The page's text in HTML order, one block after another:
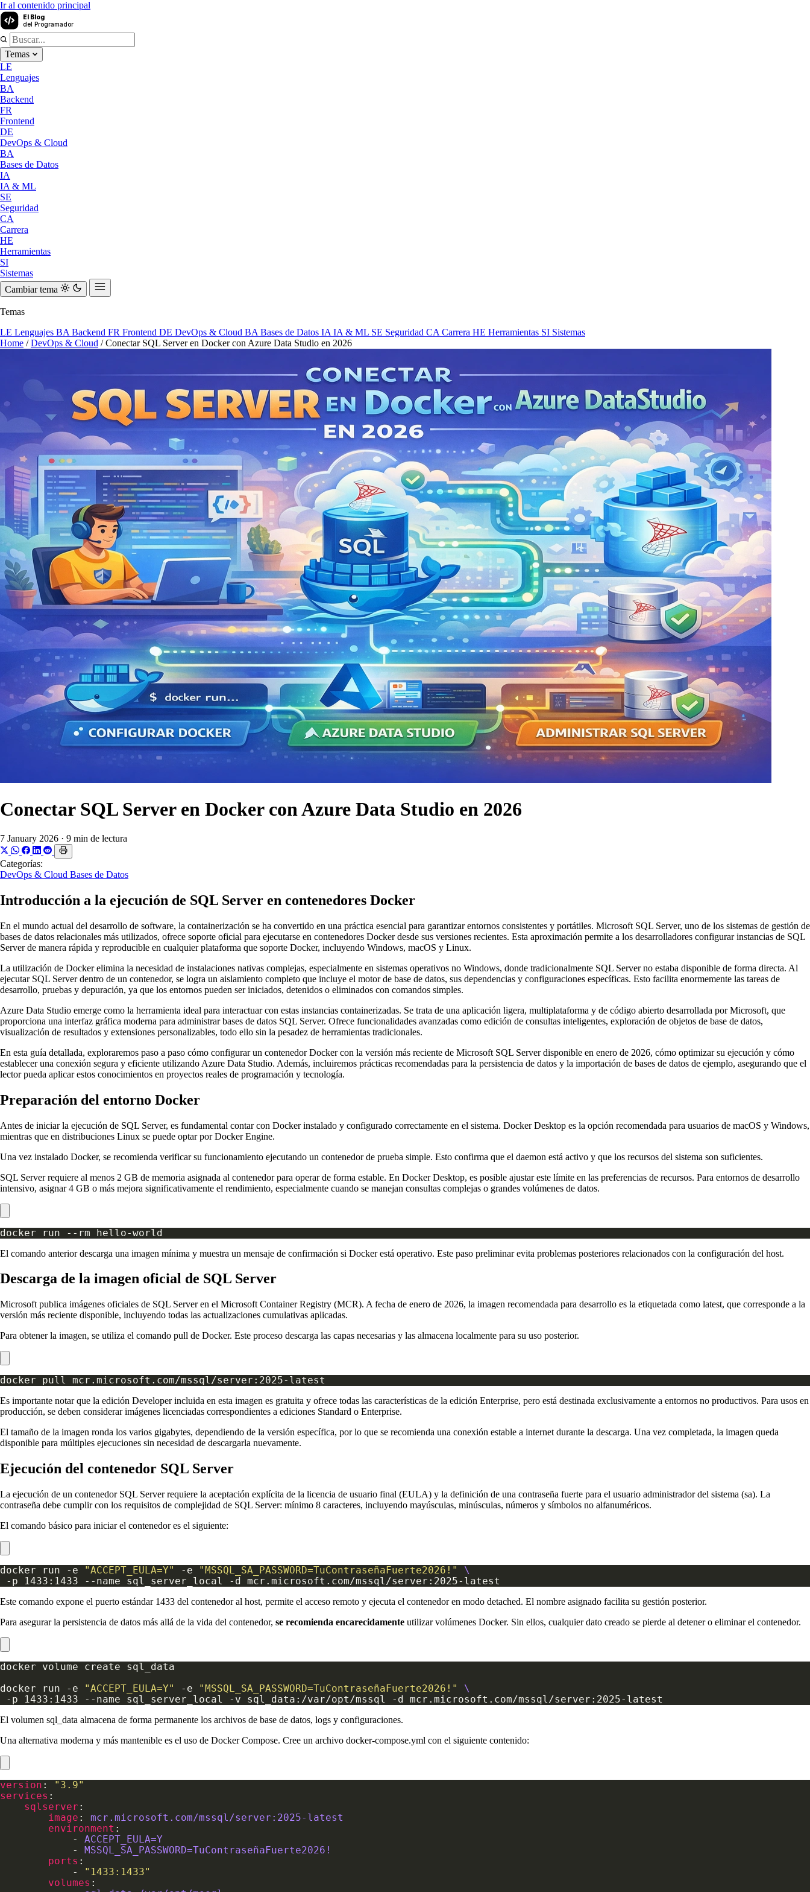
Ir al contenido principal
El Blog
del Programador
Temas
LE
Lenguajes
BA
Backend
FR
Frontend
DE
DevOps & Cloud
BA
Bases de Datos
IA
IA & ML
SE
Seguridad
CA
Carrera
HE
Herramientas
SI
Sistemas
Cambiar tema
Temas
LE Lenguajes BA Backend FR Frontend DE DevOps & Cloud BA Bases de Datos IA IA & ML SE Seguridad CA Carrera HE Herramientas SI Sistemas
Home / DevOps & Cloud / Conectar SQL Server en Docker con Azure Data Studio en 2026
Conectar SQL Server en Docker con Azure Data Studio en 2026
7 January 2026 · 9 min de lectura
Categorías:
DevOps & Cloud Bases de Datos
Introducción a la ejecución de SQL Server en contenedores Docker
En el mundo actual del desarrollo de software, la containerización se ha convertido en una práctica esencial para garantizar entornos consistentes y portátiles. Microsoft SQL Server, uno de los sistemas de gestión de
bases de datos relacionales más utilizados, ofrece soporte oficial para ejecutarse en contenedores Docker desde sus versiones recientes. Esta aproximación permite a los desarrolladores configurar instancias de SQL
Server de manera rápida y reproducible en cualquier plataforma que soporte Docker, incluyendo Windows, macOS y Linux.
La utilización de Docker elimina la necesidad de instalaciones nativas complejas, especialmente en sistemas operativos no Windows, donde tradicionalmente SQL Server no estaba disponible de forma directa. Al
ejecutar SQL Server dentro de un contenedor, se logra un aislamiento completo que incluye el motor de base de datos, sus dependencias y configuraciones específicas. Esto facilita enormemente las tareas de
desarrollo, pruebas y depuración, ya que los entornos pueden ser iniciados, detenidos o eliminados con comandos simples.
Azure Data Studio emerge como la herramienta ideal para interactuar con estas instancias containerizadas. Se trata de una aplicación ligera, multiplataforma y de código abierto desarrollada por Microsoft, que
proporciona una interfaz gráfica moderna para administrar bases de datos SQL Server. Ofrece funcionalidades avanzadas como edición de consultas inteligentes, exploración de objetos de base de datos,
visualización de resultados y extensiones personalizables, todo ello sin la pesadez de herramientas tradicionales.
En esta guía detallada, exploraremos paso a paso cómo configurar un contenedor Docker con la versión más reciente de Microsoft SQL Server disponible en enero de 2026, cómo optimizar su ejecución y cómo
establecer una conexión segura y eficiente utilizando Azure Data Studio. Además, incluiremos prácticas recomendadas para la persistencia de datos y la importación de bases de datos de ejemplo, asegurando que el
lector pueda aplicar estos conocimientos en proyectos reales de programación y tecnología.
Preparación del entorno Docker
Antes de iniciar la ejecución de SQL Server, es fundamental contar con Docker instalado y configurado correctamente en el sistema. Docker Desktop es la opción recomendada para usuarios de macOS y Windows,
mientras que en distribuciones Linux se puede optar por Docker Engine.
Una vez instalado Docker, se recomienda verificar su funcionamiento ejecutando un contenedor de prueba simple. Esto confirma que el daemon está activo y que los recursos del sistema son suficientes.
SQL Server requiere al menos 2 GB de memoria asignada al contenedor para operar de forma estable. En Docker Desktop, es posible ajustar este límite en las preferencias de recursos. Para entornos de desarrollo
intensivo, asignar 4 GB o más mejora significativamente el rendimiento, especialmente cuando se manejan consultas complejas o grandes volúmenes de datos.
El comando anterior descarga una imagen mínima y muestra un mensaje de confirmación si Docker está operativo. Este paso preliminar evita problemas posteriores relacionados con la configuración del host.
Descarga de la imagen oficial de SQL Server
Microsoft publica imágenes oficiales de SQL Server en el Microsoft Container Registry (MCR). A fecha de enero de 2026, la imagen recomendada para desarrollo es la etiquetada como latest, que corresponde a la
versión más reciente disponible, incluyendo todas las actualizaciones cumulativas aplicadas.
Para obtener la imagen, se utiliza el comando pull de Docker. Este proceso descarga las capas necesarias y las almacena localmente para su uso posterior.
Es importante notar que la edición Developer incluida en esta imagen es gratuita y ofrece todas las características de la edición Enterprise, pero está destinada exclusivamente a entornos no productivos. Para usos en
producción, se deben considerar imágenes licenciadas correspondientes a ediciones Standard o Enterprise.
El tamaño de la imagen ronda los varios gigabytes, dependiendo de la versión específica, por lo que se recomienda una conexión estable a internet durante la descarga. Una vez completada, la imagen queda
disponible para múltiples ejecuciones sin necesidad de descargarla nuevamente.
Ejecución del contenedor SQL Server
La ejecución de un contenedor SQL Server requiere la aceptación explícita de la licencia de usuario final (EULA) y la definición de una contraseña fuerte para el usuario administrador del sistema (sa). La
contraseña debe cumplir con los requisitos de complejidad de SQL Server: mínimo 8 caracteres, incluyendo mayúsculas, minúsculas, números y símbolos no alfanuméricos.
El comando básico para iniciar el contenedor es el siguiente:
docker run -e "ACCEPT_EULA=Y" -e "MSSQL_SA_PASSWORD=TuContraseñaFuerte2026!"
Este comando expone el puerto estándar 1433 del contenedor al host, permite el acceso remoto y ejecuta el contenedor en modo detached. El nombre asignado facilita su gestión posterior.
Para asegurar la persistencia de datos más allá de la vida del contenedor, se recomienda encarecidamente utilizar volúmenes Docker. Sin ellos, cualquier dato creado se pierde al detener o eliminar el contenedor.
docker run -e
"ACCEPT_EULA=Y" -e "MSSQL_SA_PASSWORD=TuContraseñaFuerte2026!"
El volumen sql_data almacena de forma permanente los archivos de base de datos, logs y configuraciones.
Una alternativa moderna y más mantenible es el uso de Docker Compose. Cree un archivo docker-compose.yml con el siguiente contenido:
version :
"3.9"
services
sqlserver
image : mcr.microsoft.com/mssql/server:2025-latest
environment
            -
ACCEPT_EULA=Y
            -
MSSQL_SA_PASSWORD=TuContraseñaFuerte2026!
ports
            -
"1433:1433"
volumes